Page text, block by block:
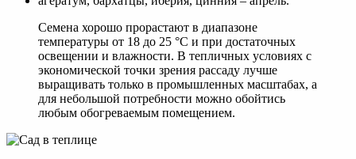
Семена хорошо прорастают в диапазоне
температуры от 18 до 25 °С и при достаточных
освещении и влажности. В тепличных условиях с
экономической точки зрения рассаду лучше
выращивать только в промышленных масштабах, а
для небольшой потребности можно обойтись
любым обогреваемым помещением.